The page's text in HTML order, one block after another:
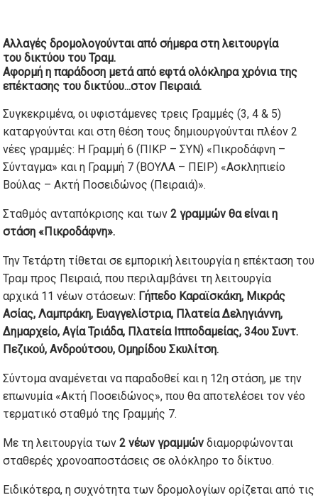
Αλλαγές δρομολογούνται από σήμερα στη λειτουργία
τουδικτύου του Τραμ.
Αφορμή η παράδοση μετά από εφτά ολόκληρα χρόνια της
επέκτασης του δικτύου...στον Πειραιά.
Συγκεκριμένα, οι υφιστάμενες τρεις Γραμμές (3, 4 & 5)
καταργούνται και στη θέση τους δημιουργούνται πλέον 2
νέες γραμμές: Η Γραμμή 6 (ΠΙΚΡ – ΣΥΝ) «Πικροδάφνη –
Σύνταγμα» και η Γραμμή 7 (ΒΟΥΛΑ – ΠΕΙΡ) «Ασκληπιείο
Βούλας – Ακτή Ποσειδώνος (Πειραιά)».
Σταθμός ανταπόκρισης και των2 γραμμών θα είναι η
στάση «Πικροδάφνη».
Την Τετάρτη τίθεται σε εμπορική λειτουργία η επέκταση του
Τραμ προς Πειραιά, που περιλαμβάνει τη λειτουργία
αρχικά 11 νέων στάσεων: Γήπεδο Καραϊσκάκη, Μικράς
Ασίας, Λαμπράκη, Ευαγγελίστρια, Πλατεία Δεληγιάννη,
Δημαρχείο, Αγία Τριάδα, Πλατεία Ιπποδαμείας, 34ου Συντ.
Πεζικού, Ανδρούτσου, Ομηρίδου Σκυλίτση.
Σύντομα αναμένεται να παραδοθεί και η 12η στάση, με την
επωνυμία «Ακτή Ποσειδώνος», που θα αποτελέσει τον νέο
τερματικό σταθμό της Γραμμής 7.
Με τη λειτουργία των2 νέων γραμμώνδιαμορφώνονται
σταθερές χρονοαποστάσεις σε ολόκληρο το δίκτυο.
Ειδικότερα, η συχνότητα των δρομολογίων ορίζεται από τις